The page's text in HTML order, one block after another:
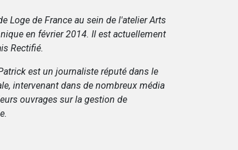
Loge de France au sein de l'atelier Arts
en février 2014. Il est actuellement
Rectifié.
est un journaliste réputé dans le
intervenant dans de nombreux média
ouvrages sur la gestion de